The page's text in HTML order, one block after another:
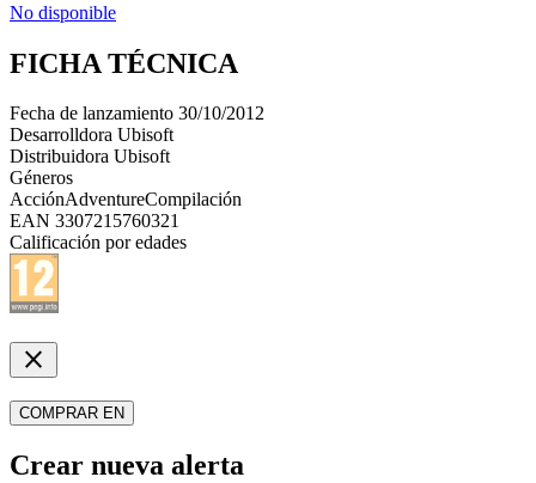
No disponible
FICHA TÉCNICA
Fecha de lanzamiento 30/10/2012
Desarrolldora Ubisoft
Distribuidora Ubisoft
Géneros
AcciónAdventureCompilación
EAN 3307215760321
Calificación por edades
close
COMPRAR EN
Crear nueva alerta